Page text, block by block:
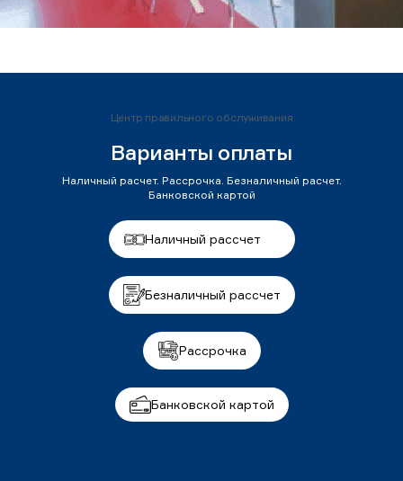
Центр правильного обслуживания
Варианты оплаты
Наличный расчет. Рассрочка. Безналичный расчет.
Банковской картой
Наличный рассчет
Безналичный рассчет
Рассрочка
Банковской картой